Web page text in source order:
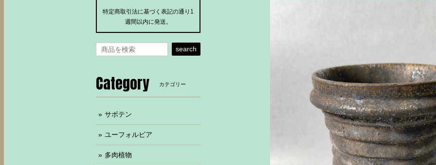
特定商取引法に基づく表記の通り1
週間以内に発送。
search
Category カテゴリー
サボテン
ユーフォルビア
多肉植物